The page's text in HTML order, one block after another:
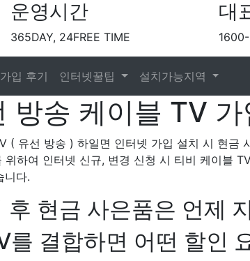
운영시간
365DAY, 24FREE TIME
대
입 후기 인터넷꿀팁 설치가능지역
방송 케이블 TV
( 유선 방송 ) 하일면 인터넷 가입 설치 시 현금
하여 인터넷 신규, 변경 신청 시 티비 케이블
니다.
현금 사은품은 언제
결합하면 어떤 할인